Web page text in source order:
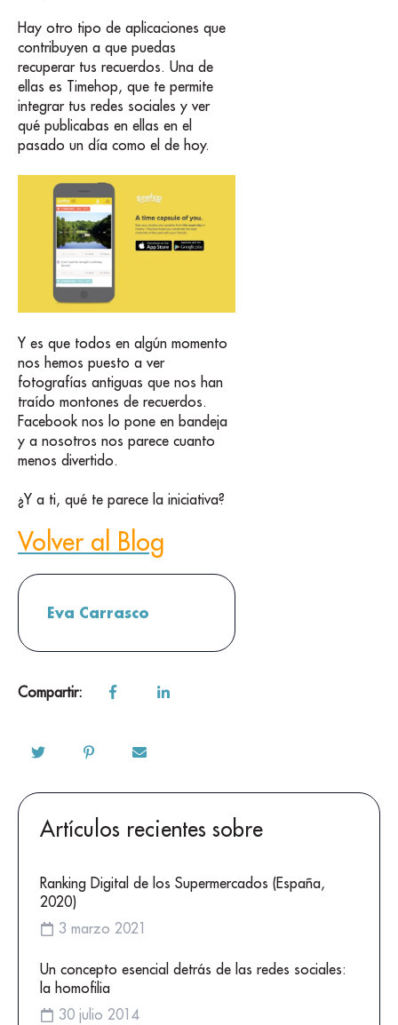
Hay otro tipo de aplicaciones que
contribuyen a que puedas
recuperar tus recuerdos. Una de
ellas es Timehop, que te permite
integrar tus redes sociales y ver
qué publicabas en ellas en el
pasado un día como el de hoy.
Y es que todos en algún momento
nos hemos puesto a ver
fotografías antiguas que nos han
traído montones de recuerdos.
Facebook nos lo pone en bandeja
y a nosotros nos parece cuanto
menos divertido.
¿Y a ti, qué te parece la iniciativa?
Volver al Blog
Eva Carrasco
Compartir:
Artículos recientes sobre
Ranking Digital de los Supermercados (España,
2020)
3 marzo 2021
Un concepto esencial detrás de las redes sociales:
la homofilia
30 julio 2014